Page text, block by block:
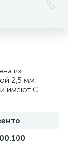
из
2,5 мм.
имеют С-